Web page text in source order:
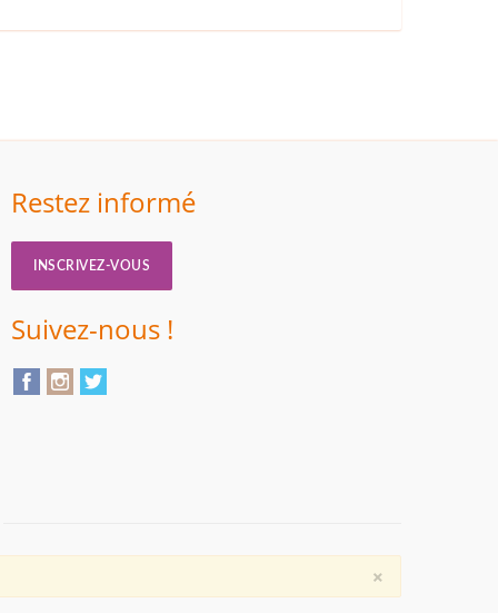
Restez informé
INSCRIVEZ-VOUS
Suivez-nous !
×